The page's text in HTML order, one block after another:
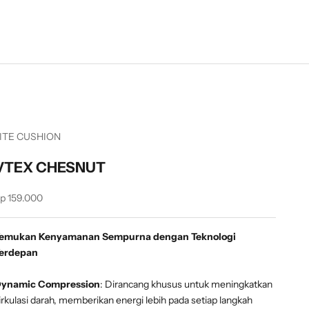
CUSHION
CHESNUT
price
159.000
Kenyamanan Sempurna dengan Teknologi
Compression: Dirancang khusus untuk meningkatkan
darah, memberikan energi lebih pada setiap langkah